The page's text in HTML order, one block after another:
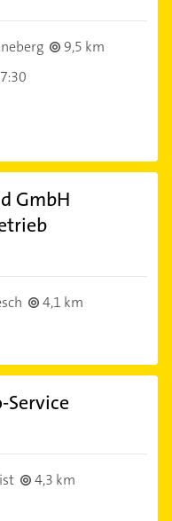
9,5 km
GmbH
4,1 km
Service
4,3 km